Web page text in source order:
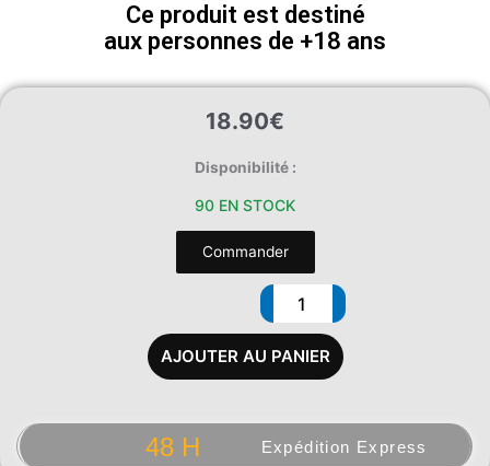
Ce produit est destiné
aux personnes de +18 ans
18.90€
Disponibilité :
90 EN STOCK
quantité
1
de
BASE
70/30
MPGV/GV
AJOUTER AU PANIER
Commander
48 H Expédition Express